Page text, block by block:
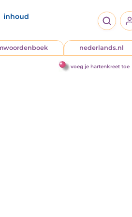
inhoud
nederlands.nl
voeg je hartenkreet toe